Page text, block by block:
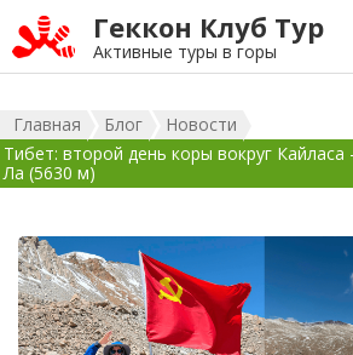
Геккон Клуб Тур
Активные туры в горы
Главная Блог
Новости
Тибет: второй день коры вокруг
Ла (5630 м)